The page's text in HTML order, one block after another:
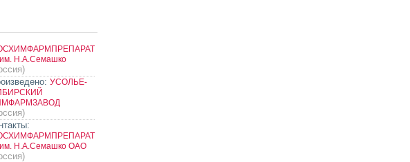
Н.А.Семашко
УСОЛЬЕ-
Н.А.Семашко ОАО